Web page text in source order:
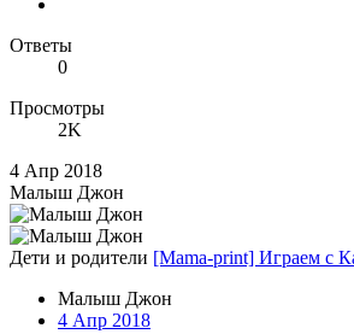
Ответы
0
Просмотры
2K
4 Апр 2018
Малыш Джон
Дети и родители [Mama-print] Играем с
Малыш Джон
4 Апр 2018